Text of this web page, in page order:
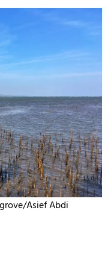
Asief Abdi